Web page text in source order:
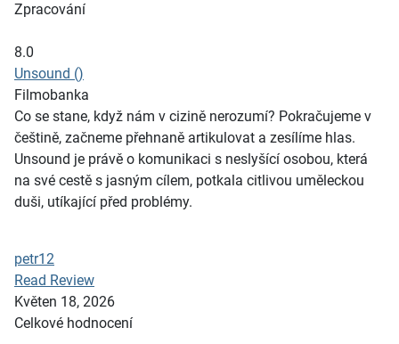
Zpracování
8.0
Unsound ()
Filmobanka
Co se stane, když nám v cizině nerozumí? Pokračujeme v
češtině, začneme přehnaně artikulovat a zesílíme hlas.
Unsound je právě o komunikaci s neslyšící osobou, která
na své cestě s jasným cílem, potkala citlivou uměleckou
duši, utíkající před problémy.
petr12
Read Review
Květen 18, 2026
Celkové hodnocení